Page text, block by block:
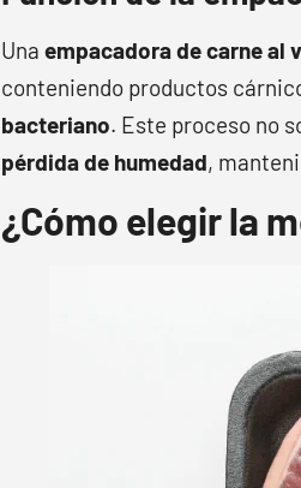
Una empacadora de carne al
conteniendo productos
bacteriano. Este proceso no
pérdida de humedad,
¿Cómo elegir la